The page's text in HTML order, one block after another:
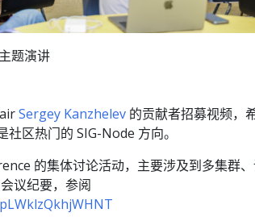
题演讲
Sergey Kanzhelev 的贡献者招募视频，
区热门的 SIG-Node 方向。
的集体讨论活动，主要涉及到多集群
议纪要，参阅